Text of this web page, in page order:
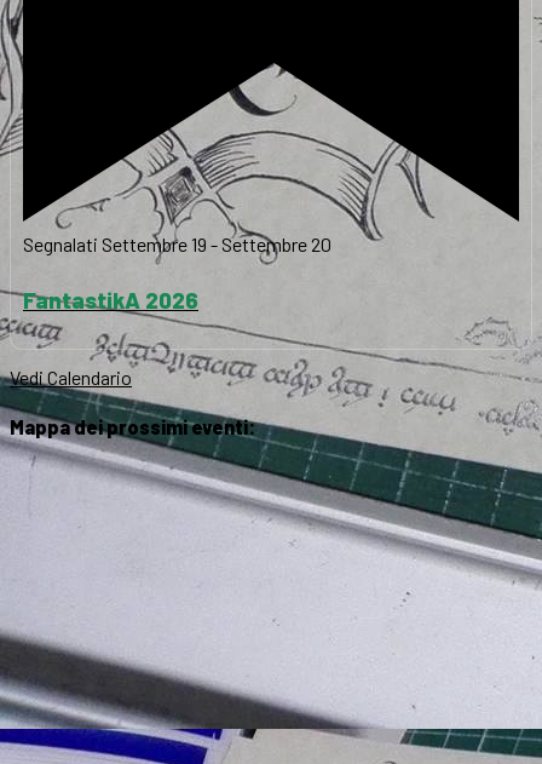
Segnalati Settembre 19 - Settembre 20
FantastikA 2026
Vedi Calendario
Mappa dei prossimi eventi: